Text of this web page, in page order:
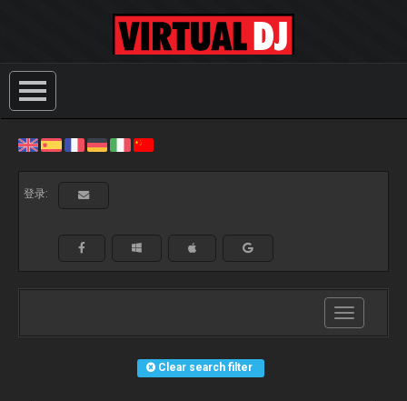
登录:
Toggle
navigation
Clear search filter